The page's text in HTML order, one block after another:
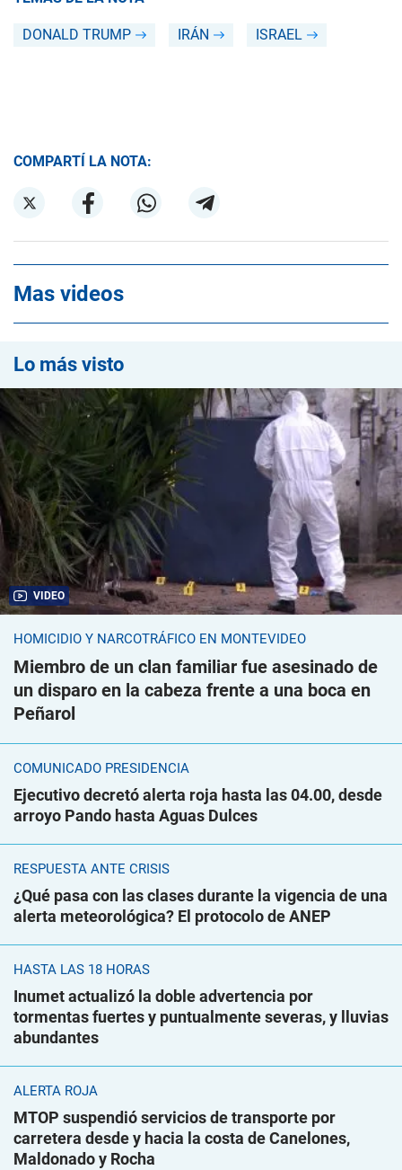
DONALD TRUMP IRÁN ISRAEL
COMPARTÍ LA NOTA:
Mas videos
Lo más visto
VIDEO
HOMICIDIO Y NARCOTRÁFICO EN MONTEVIDEO
Miembro de un clan familiar fue asesinado de
un disparo en la cabeza frente a una boca en
Peñarol
COMUNICADO PRESIDENCIA
Ejecutivo decretó alerta roja hasta las 04.00, desde
arroyo Pando hasta Aguas Dulces
RESPUESTA ANTE CRISIS
¿Qué pasa con las clases durante la vigencia de una
alerta meteorológica? El protocolo de ANEP
HASTA LAS 18 HORAS
Inumet actualizó la doble advertencia por
tormentas fuertes y puntualmente severas, y lluvias
abundantes
ALERTA ROJA
MTOP suspendió servicios de transporte por
carretera desde y hacia la costa de Canelones,
Maldonado y Rocha